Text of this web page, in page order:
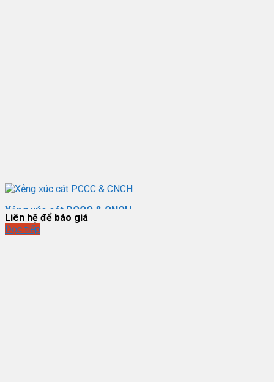
Xẻng xúc cát PCCC & CNCH
Liên hệ để báo giá
Đọc tiếp